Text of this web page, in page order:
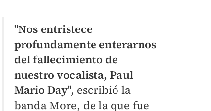
"Nos entristece
profundamente enterarnos
del fallecimiento de
nuestro vocalista, Paul
Mario Day", escribió la
banda More, de la que fue